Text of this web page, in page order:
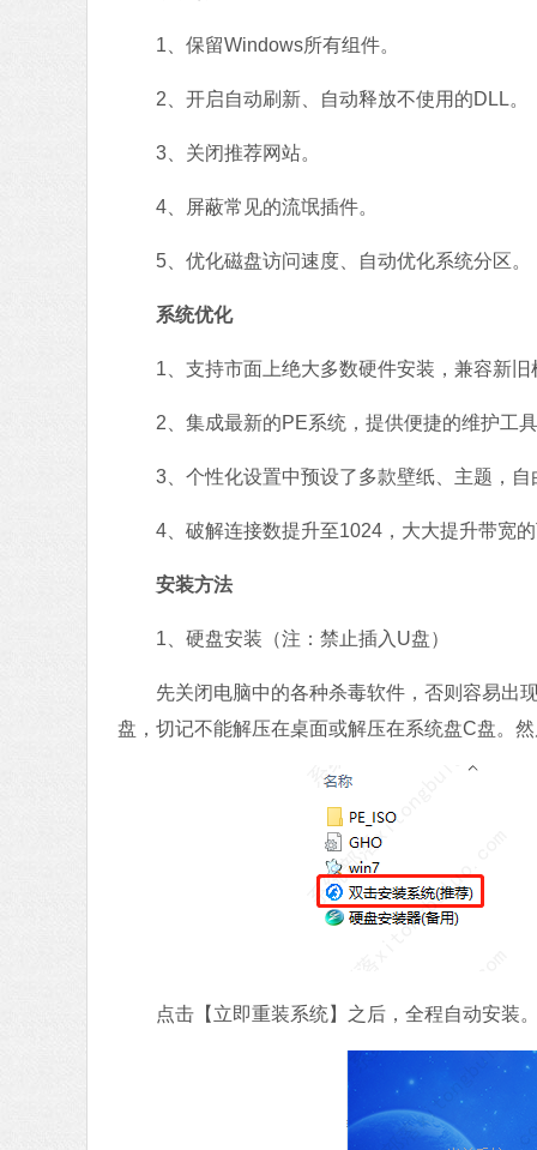
1、保留Windows所有组件。
2、开启自动刷新、自动释放不使用的DLL。
3、关闭推荐网站。
4、屏蔽常见的流氓插件。
5、优化磁盘访问速度、自动优化系统分区。
系统优化
1、支持市面上绝大多数硬件安装，兼容新旧
2、集成最新的PE系统，提供便捷的维护工
3、个性化设置中预设了多款壁纸、主题，自
4、破解连接数提升至1024，大大提升带宽的
安装方法
1、硬盘安装（注：禁止插入U盘）
先关闭电脑中的各种杀毒软件，否则容易出现
盘，切记不能解压在桌面或解压在系统盘C盘。
点击【立即重装系统】之后，全程自动安装